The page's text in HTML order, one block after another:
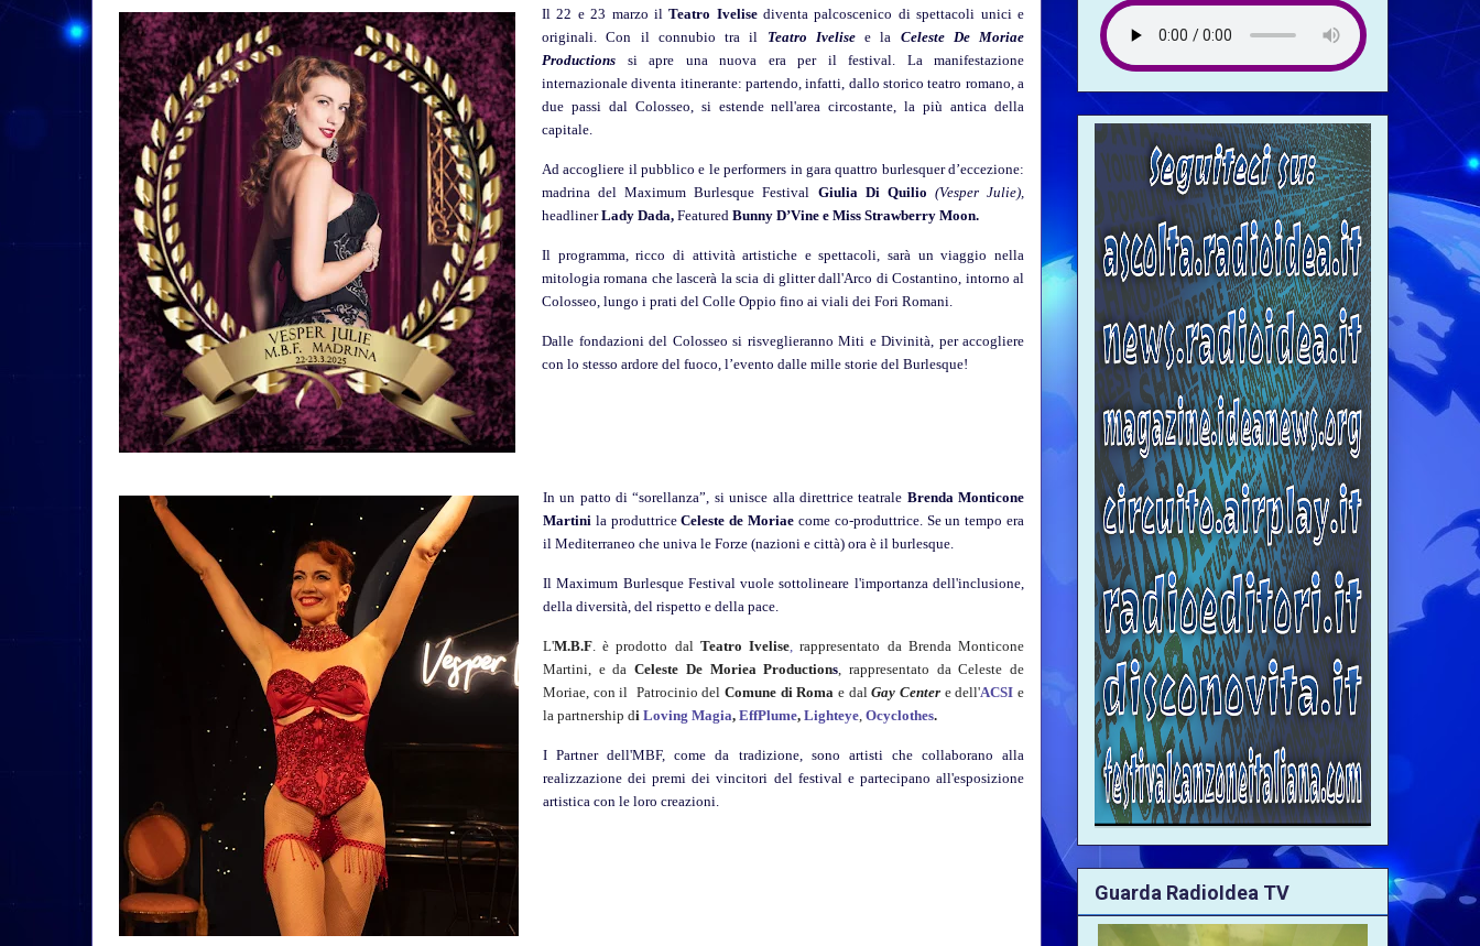
Il 22 e 23 marzo ilTeatro Ivelisediventa palcoscenico di spettacoli unici e
originali. Con il connubio tra il Teatro Ivelisee la Celeste De Moriae
Productions si apre una nuova era per il festival. La manifestazione
internazionale diventa itinerante: partendo, infatti, dallo storico teatro romano, a
due passi dal Colosseo, si estende nell'area circostante, la più antica della
capitale.
Ad accogliere il pubblico e le performers in gara quattro burlesquer d’eccezione:
madrina del Maximum Burlesque Festival Giulia Di Quilio (Vesper Julie),
headlinerLady Dada, Featured Bunny D’Vine e Miss Strawberry Moon.
Il programma, ricco di attività artistiche e spettacoli, sarà un viaggio nella
mitologia romana che lascerà la scia di glitter dall'Arco di Costantino, intorno al
Colosseo, lungo i prati del Colle Oppio fino ai viali dei Fori Romani.
Dalle fondazioni del Colosseo si risveglieranno Miti e Divinità, per accogliere
con lo stesso ardore del fuoco, l’evento dalle mille storie del Burlesque!
In un patto di “sorellanza”, si unisce alla direttrice teatrale Brenda Monticone
Martini la produttriceCeleste de Moriae come co-produttrice. Se un tempo era
il Mediterraneo che univa le Forze (nazioni e città) ora è il burlesque.
Il Maximum Burlesque Festival vuole sottolineare l'importanza dell'inclusione,
della diversità, del rispetto e della pace.
L'M.B.F. è prodotto dal Teatro Ivelise, rappresentato da Brenda Monticone
Martini, e daCeleste De Moriea Productions, rappresentato da Celeste de
Moriae, con il Patrocinio del Comune di Roma e dalGay Center e dell'ACSI e
la partnership di Loving Magia, EffPlume, Lighteye, Ocyclothes.
I Partner dell'MBF, come da tradizione, sono artisti che collaborano alla
realizzazione dei premi dei vincitori del festival e partecipano all'esposizione
artistica con le loro creazioni.
Guarda RadioIdea TV